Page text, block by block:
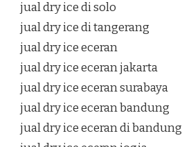
jual dry ice di solo
jual dry ice di tangerang
jual dry ice eceran
jual dry ice eceran jakarta
jual dry ice eceran surabaya
jual dry ice eceran bandung
jual dry ice eceran di bandung